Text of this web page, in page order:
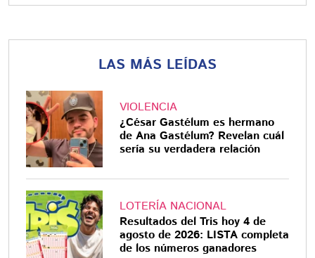
LAS MÁS LEÍDAS
VIOLENCIA
¿César Gastélum es hermano
de Ana Gastélum? Revelan cuál
sería su verdadera relación
LOTERÍA NACIONAL
Resultados del Tris hoy 4 de
agosto de 2026: LISTA completa
de los números ganadores